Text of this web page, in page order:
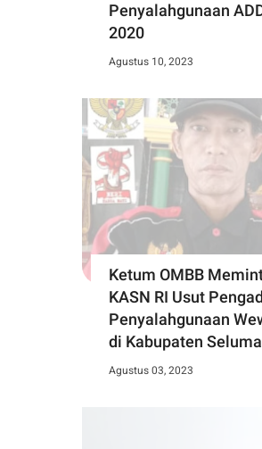
Penyalahgunaan
2020
Agustus 10, 2023
Ketum OMBB
KASN RI Usut
Penyalahgunaan
di Kabupaten
Agustus 03, 2023